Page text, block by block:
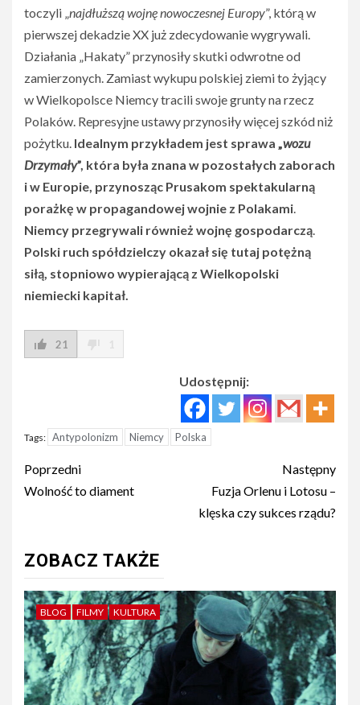
toczyli „najdłuższą wojnę nowoczesnej Europy”, którą w
pierwszej dekadzie XX już zdecydowanie wygrywali.
Działania „Hakaty” przynosiły skutki odwrotne od
zamierzonych. Zamiast wykupu polskiej ziemi to żyjący
w Wielkopolsce Niemcy tracili swoje grunty na rzecz
Polaków. Represyjne ustawy przynosiły więcej szkód niż
pożytku. Idealnym przykładem jest sprawa „wozu
Drzymały”, która była znana w pozostałych zaborach
i w Europie, przynosząc Prusakom spektakularną
porażkę w propagandowej wojnie z Polakami.
Niemcy przegrywali również wojnę gospodarczą.
Polski ruch spółdzielczy okazał się tutaj potężną
siłą, stopniowo wypierającą z Wielkopolski
niemiecki kapitał.
21
Udostępnij:
Tags: Antypolonizm Niemcy Polska
Post
navigation
Poprzedni
Wolność to diament
Następny
Fuzja Orlenu i Lotosu –
klęska czy sukces rządu?
ZOBACZ TAKŻE
BLOG FILMY KULTURA